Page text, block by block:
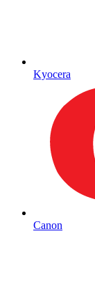
Kyocera
Canon